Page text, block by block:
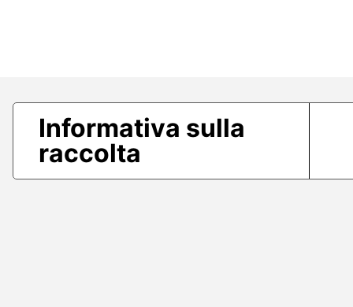
Informativa sulla
raccolta